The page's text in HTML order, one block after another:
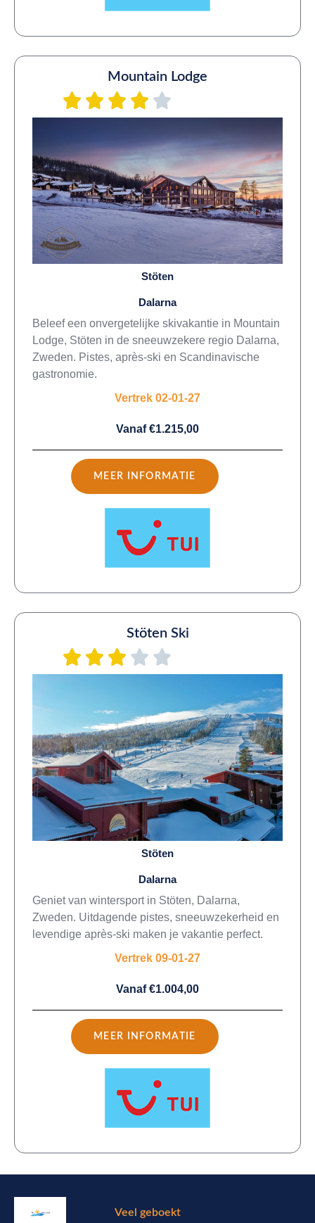
Mountain Lodge
Stöten
Dalarna
Beleef een onvergetelijke skivakantie in Mountain
Lodge, Stöten in de sneeuwzekere regio Dalarna,
Zweden. Pistes, après-ski en Scandinavische
gastronomie.
Vertrek 02-01-27
Vanaf €1.215,00
MEER INFORMATIE
Stöten Ski
Stöten
Dalarna
Geniet van wintersport in Stöten, Dalarna,
Zweden. Uitdagende pistes, sneeuwzekerheid en
levendige après-ski maken je vakantie perfect.
Vertrek 09-01-27
Vanaf €1.004,00
MEER INFORMATIE
Veel geboekt